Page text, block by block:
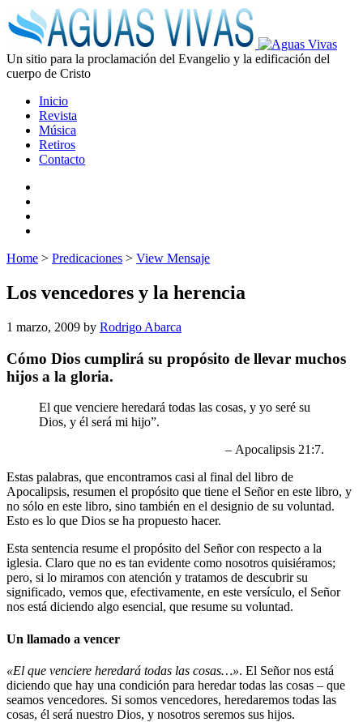
Un sitio para la proclamación del Evangelio y la edificación del
cuerpo de Cristo
Inicio
Revista
Música
Retiros
Contacto
Home > Predicaciones > View Mensaje
Los vencedores y la herencia
1 marzo, 2009 by Rodrigo Abarca
Cómo Dios cumplirá su propósito de llevar muchos
hijos a la gloria.
El que venciere heredará todas las cosas, y yo seré su
Dios, y él será mi hijo”.
– Apocalipsis 21:7.
Estas palabras, que encontramos casi al final del libro de
Apocalipsis, resumen el propósito que tiene el Señor en este libro, y
no sólo en este libro, sino también en el designio de su voluntad.
Esto es lo que Dios se ha propuesto hacer.
Esta sentencia resume el propósito del Señor con respecto a la
iglesia. Claro que no es tan evidente como nosotros quisiéramos;
pero, si lo miramos con atención y tratamos de descubrir su
significado, vemos que, efectivamente, en este versículo, el Señor
nos está diciendo algo esencial, que resume su voluntad.
Un llamado a vencer
«El que venciere heredará todas las cosas…». El Señor nos está
diciendo que hay una condición para heredar todas las cosas – que
seamos vencedores. Si somos vencedores, heredaremos todas las
cosas, él será nuestro Dios, y nosotros seremos sus hijos.